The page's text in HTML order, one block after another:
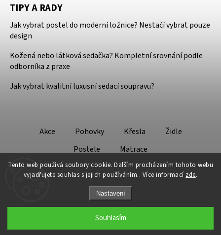
Tento web používá soubory cookie. Dalším procházením tohoto webu
vyjadřujete souhlas s jejich používáním.. Více informací zde.
Nastavení
Souhlasím
TIPY A RADY
Jak vybrat postel do moderní ložnice? Nestačí vybrat pouze
design
Kožená nebo látková sedačka? Kompletní srovnání podle
odborníka z praxe
Jak vybrat kvalitní luxusní sedací soupravu?
Akce Pohovky Křesla
Židle
Postele
Matrace